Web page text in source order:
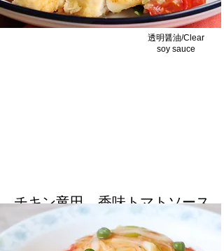
透明醤油/Clear
soy sauce
チキン竜田 香味トマトソース
がけ/Japanese fried Chicken
with Savory Tomato Sauce